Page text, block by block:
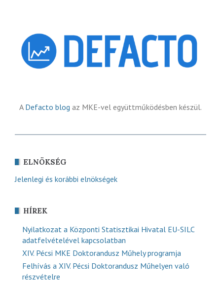
A Defacto blog az MKE-vel együttműködésben készül.
ELNÖKSÉG
Jelenlegi és korábbi elnökségek
HÍREK
Nyilatkozat a Központi Statisztikai Hivatal EU-SILC
adatfelvételével kapcsolatban
XIV. Pécsi MKE Doktorandusz Műhely programja
Felhívás a XIV. Pécsi Doktorandusz Műhelyen való
részvételre